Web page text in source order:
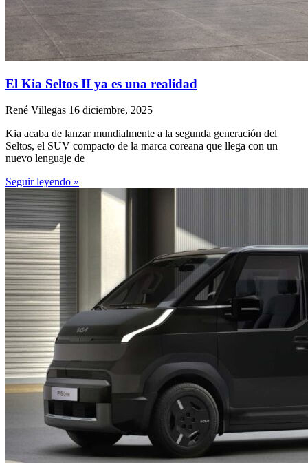
El Kia Seltos II ya es una realidad
René Villegas 16 diciembre, 2025
Kia acaba de lanzar mundialmente a la segunda generación del
Seltos, el SUV compacto de la marca coreana que llega con un
nuevo lenguaje de
Seguir leyendo »